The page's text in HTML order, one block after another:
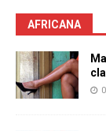
AFRICANA